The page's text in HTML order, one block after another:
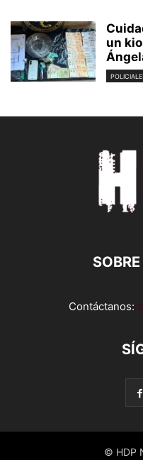
un
Contáctanos:
© HDP